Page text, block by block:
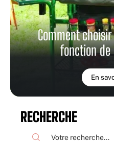
Comment
fonction
En
RECHERCHE